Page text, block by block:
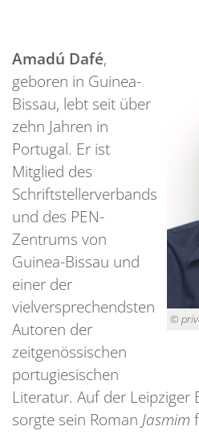
©
Amadú Dafé,
geboren in Guinea-
Bissau, lebt seit über
zehn Jahren in
Portugal. Er ist
Mitglied des
Schriftstellerverbands
und des PEN-
Zentrums von
Guinea-Bissau und
einer der
vielversprechendsten
Autoren der
zeitgenössischen
portugiesischen
Literatur. Auf der Leipziger
sorgte sein Roman Jasmim